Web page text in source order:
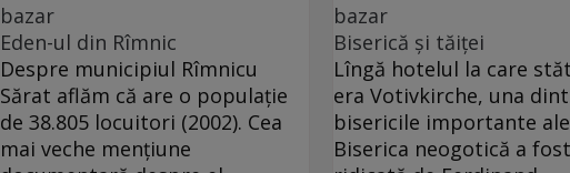
bazar
Eden-ul din Rîmnic
Despre municipiul Rîmnicu
Sărat aflăm că are o populaţie
de 38.805 locuitori (2002). Cea
mai veche menţiune
bazar
Biserică şi tăiţei
Lîngă hotelul la care
era Votivkirche, una
bisericile importante
Biserica neogotică a fost